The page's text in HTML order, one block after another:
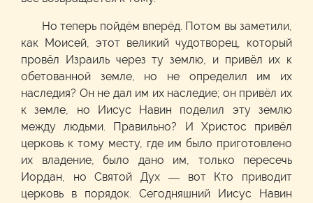
Но теперь пойдём вперёд. Потом вы заметили,
как Моисей, этот великий чудотворец, который
провёл Израиль через ту землю, и привёл их к
обетованной земле, но не определил им их
наследия? Он не дал им их наследие; он привёл их
к земле, но Иисус Навин поделил эту землю
между людьми. Правильно? И Христос привёл
церковь к тому месту, где им было приготовлено
их владение, было дано им, только пересечь
Иордан, но Святой Дух — вот Кто приводит
церковь в порядок. Сегодняшний Иисус Навин